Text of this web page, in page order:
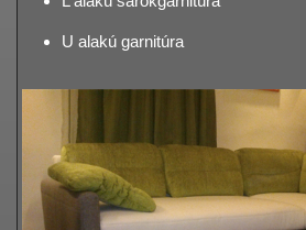
U alakú garnitúra